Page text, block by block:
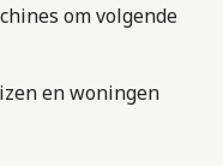
om volgende
en woningen